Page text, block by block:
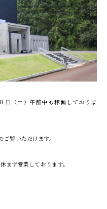
日（土）午前中も稼働しておりま
覧いただけます。
まず営業しております。